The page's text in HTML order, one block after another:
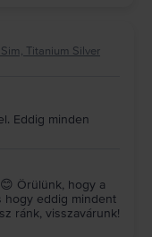
Titanium Silver
Eddig minden
Örülünk, hogy a
hogy eddig mindent
ránk, visszavárunk!